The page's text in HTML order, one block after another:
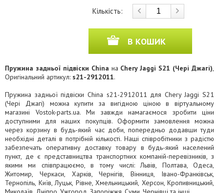
Кількість:
В КОШИК
Пружина задньої підвіски China на Chery Jaggi S21 (Чері Джагі),
Оригінальний артикул: s21-2912011.
Пружина задньої підвіски China s21-2912011 для Chery Jaggi S21
(Чері Джагі) можна купити за вигідною ціною в віртуальному
магазині Vostok-parts.ua. Ми завжди намагаємося зробити ціни
доступними для наших покупців. Оформити замовлення можна
через корзину в будь-який час доби, попередньо додавши туди
необхідні деталі в потрібній кількості. Наші співробітники з радістю
забезпечать оперативну доставку товару в будь-який населений
пункт, де є представництва транспортних компаній-перевізників, з
якими ми співпрацюємо, в тому числі: Львів, Полтава, Одеса,
Житомир, Черкаси, Харків, Чернігів, Вінниця, Івано-Франківськ,
Тернопіль, Київ, Луцьк, Рівне, Хмельницький, Херсон, Кропивницький,